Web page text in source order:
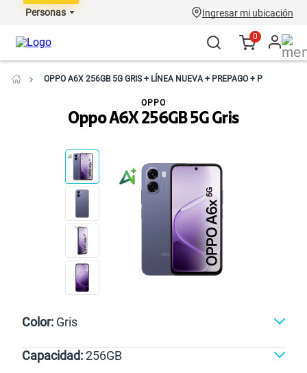
Personas Ingresar mi ubicación
0
OPPO A6X 256GB 5G GRIS + LÍNEA NUEVA + PREPAGO + P
Oppo A6X 256GB 5G Gris
OPPO
Color: Gris
Gris Violeta
Capacidad:256GB